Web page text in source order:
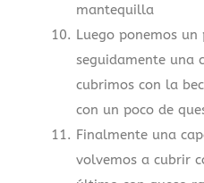
mantequilla
Luego ponemos un
seguidamente una
cubrimos con la
con un poco de
Finalmente una
volvemos a cubrir